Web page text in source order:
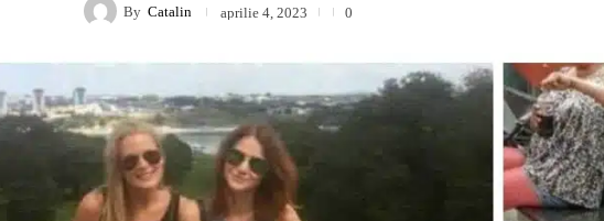
By Catalin aprilie 4, 2023 0